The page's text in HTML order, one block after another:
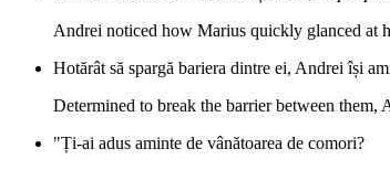
Andrei noticed how Marius quickly glanced at
Hotărât să spargă bariera dintre ei, Andrei își
Determined to break the barrier between them,
"Ți-ai adus aminte de vânătoarea de comori?